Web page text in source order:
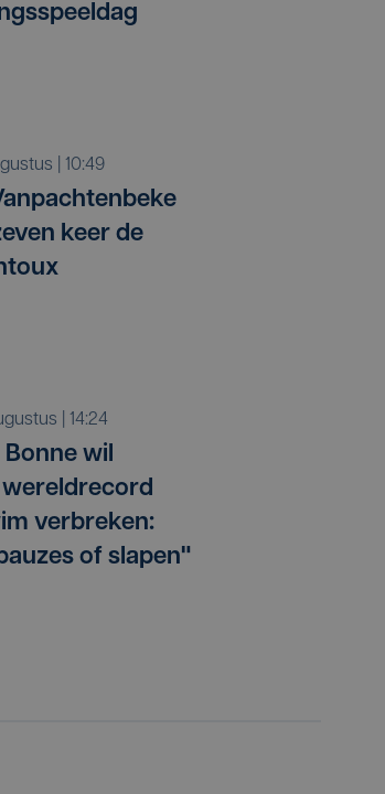
| 10:49
keer de
| 14:24
wil
verbreken:
of slapen"